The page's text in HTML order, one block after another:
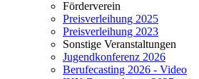
Förderverein
Preisverleihung 2025
Preisverleihung 2023
Sonstige Veranstaltungen
Jugendkonferenz 2026
Berufecasting 2026 - Video